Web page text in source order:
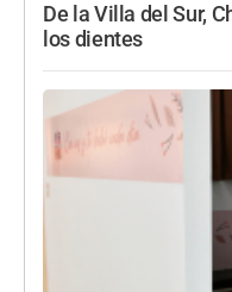
De la Villa del Sur,
los dientes